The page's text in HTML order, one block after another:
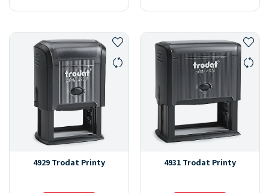
4929 Trodat Printy 4931 Trodat Printy